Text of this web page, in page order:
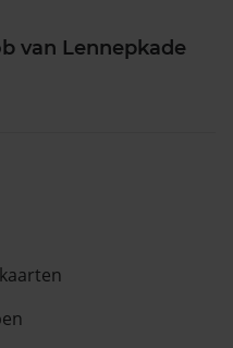
van Lennepkade